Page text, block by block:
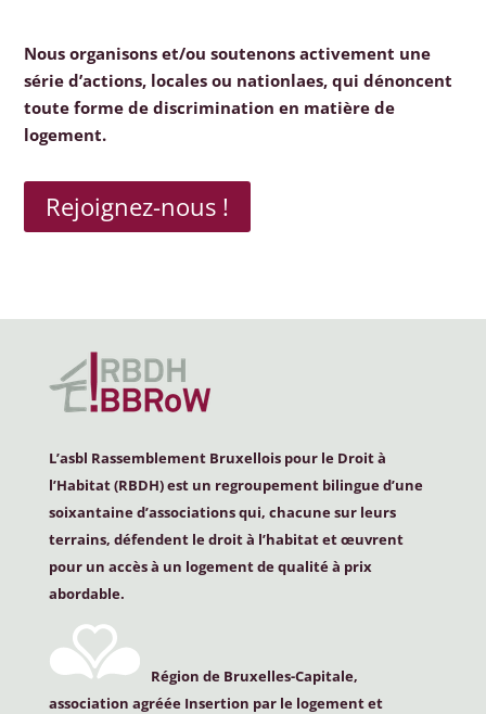
Nous organisons et/ou soutenons activement une
série d’actions, locales ou nationlaes, qui dénoncent
toute forme de discrimination en matière de
logement.
Rejoignez-nous !
L’asbl Rassemblement Bruxellois pour le Droit à
l’Habitat (RBDH) est un regroupement bilingue d’une
soixantaine d’associations qui, chacune sur leurs
terrains, défendent le droit à l’habitat et œuvrent
pour un accès à un logement de qualité à prix
abordable.
Région de Bruxelles-Capitale,
association agréée Insertion par le logement et